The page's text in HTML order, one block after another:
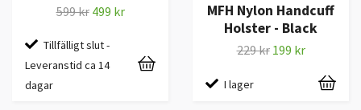
599 kr 499 kr
Tillfälligt slut -
Leveranstid ca 14
dagar
MFH Nylon Handcuff
Holster - Black
229 kr 199 kr
I lager